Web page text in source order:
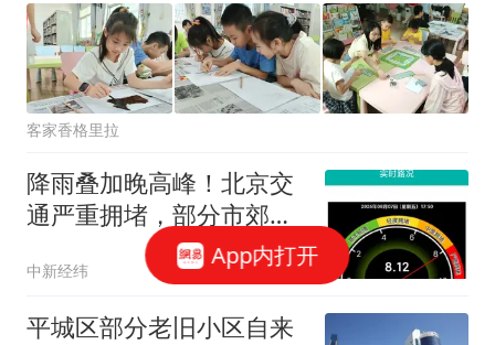
客家香格里拉
降雨叠加晚高峰！北京交
通严重拥堵，部分市郊铁
中新经纬
平城区部分老旧小区自来
App内打开